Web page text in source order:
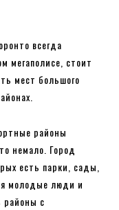
всегда
мегаполисе, стоит
мест большого
районы
немало. Город
есть парки, сады,
молодые люди и
районы с